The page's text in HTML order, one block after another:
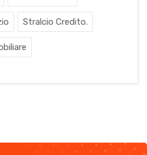
Stralcio Credito.